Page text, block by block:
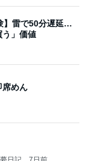
】雷で50分遅延…
う」価値
席めん